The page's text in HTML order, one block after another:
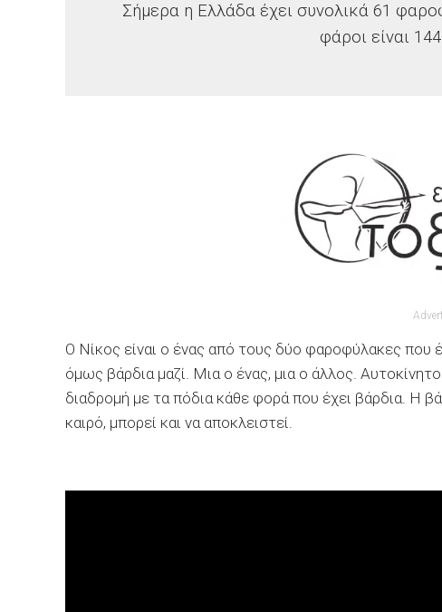
Σήμερα η Ελλάδα έχει συνολικά 61
φάροι είναι 144.
Ο Νίκος είναι ο ένας από τους δύο φαροφύλακες που
όμως βάρδια μαζί. Μια ο ένας, μια ο άλλος.
διαδρομή με τα πόδια κάθε φορά που έχει βάρδια. Η
καιρό, μπορεί και να αποκλειστεί.